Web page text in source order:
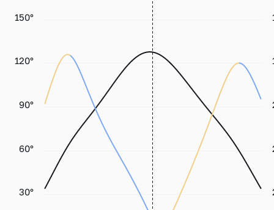
30°
60°
90°
120°
150°